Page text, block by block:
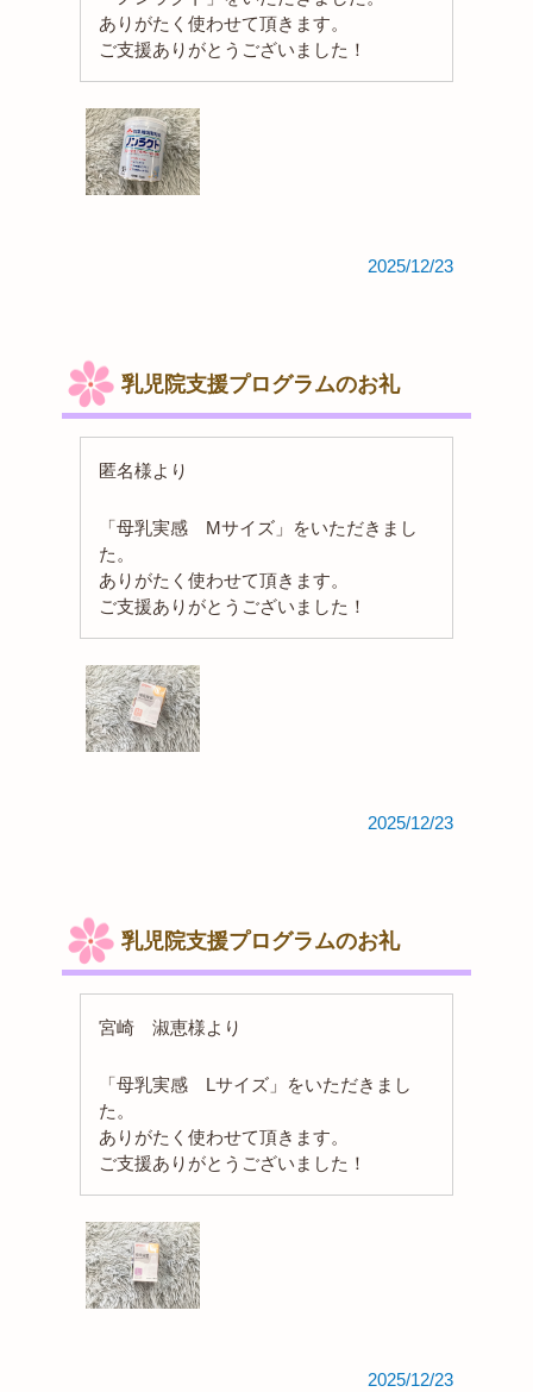
ありがたく使わせて頂きます。
ご支援ありがとうございました！
2025/12/23
乳児院支援プログラムのお礼
匿名様より
「母乳実感 Mサイズ」をいただきまし
た。
ありがたく使わせて頂きます。
ご支援ありがとうございました！
2025/12/23
乳児院支援プログラムのお礼
宮崎 淑恵様より
「母乳実感 Lサイズ」をいただきまし
た。
ありがたく使わせて頂きます。
ご支援ありがとうございました！
2025/12/23